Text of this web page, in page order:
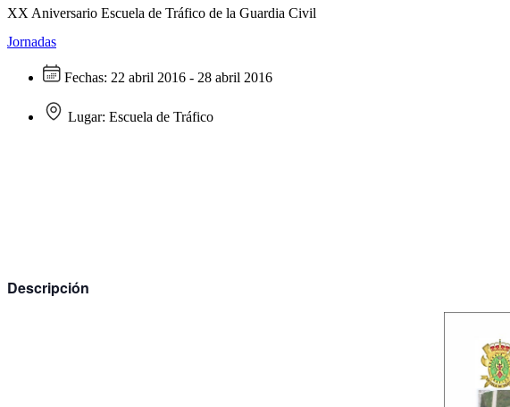
XX Aniversario Escuela de Tráfico de la Guardia Civil
Jornadas
Fechas: 22 abril 2016 - 28 abril 2016
Lugar: Escuela de Tráfico
Descripción